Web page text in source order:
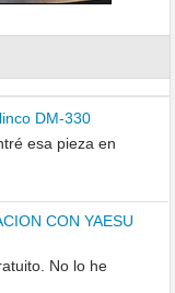
DM-330
esa pieza en
CON YAESU
No lo he